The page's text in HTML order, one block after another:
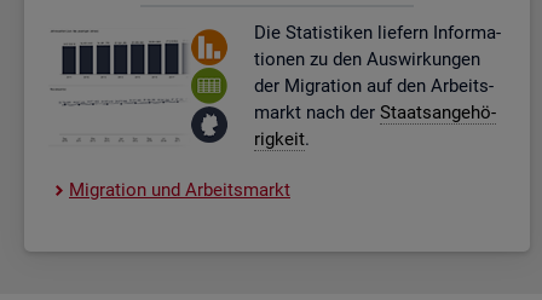
Die Sta­tis­ti­ken lie­fern In­for­ma­
tio­nen zu den Aus­wir­kun­gen
der Mi­gra­ti­on auf den Ar­beits­
markt nach der Staats­an­ge­hö­
rig­keit.
Mi­gra­ti­on und Ar­beits­markt